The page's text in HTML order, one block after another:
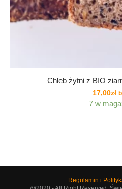
Chleb żytni z BIO
17,00zł
7 w
Regulamin i